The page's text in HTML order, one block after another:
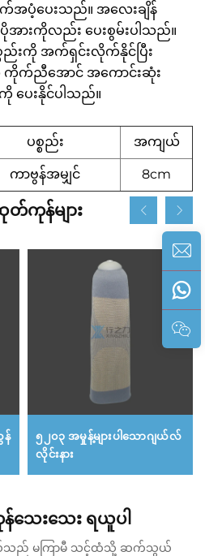
က်အပံ့ပေးသည်။ အလေးချိန်
အားကိုလည်း ပေးစွမ်းပါသည်။
ည်းကို အက်ရှင်းလိုက်နိုင်ပြီး
ကိုက်ညီအောင် အကောင်းဆုံး
ပေးနိုင်ပါသည်။
ပစ္စည်း အကျယ်
ကာဗွန်အမျှင် 8cm
ကုန်များ
န်
၅၂၀၃ အမှုန့်များပါသောဂျယ်လ်
လိုင်းနား
ေးသေး ရယူပါ
သည် မကြာမီ သင့်ထံသို့ ဆက်သွယ်